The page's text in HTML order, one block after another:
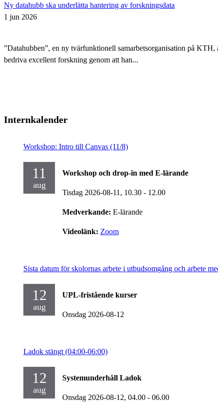
Ny datahubb ska underlätta hantering av forskningsdata
1 jun 2026
”Datahubben”, en ny tvärfunktionell samarbetsorganisation på
bedriva excellent forskning genom att han...
Internkalender
Workshop: Intro till Canvas (11/8)
11
aug
Workshop och drop-in med E-lärande
Tisdag 2026-08-11, 10.30 - 12.00
Medverkande: E-lärande
Videolänk: Zoom
Sista datum för skolornas arbete i utbudsomgång och arbete
12
aug
UPL-fristående kurser
Onsdag 2026-08-12
Ladok stängt (04:00-06:00)
12
aug
Systemunderhåll Ladok
Onsdag 2026-08-12, 04.00 - 06.00